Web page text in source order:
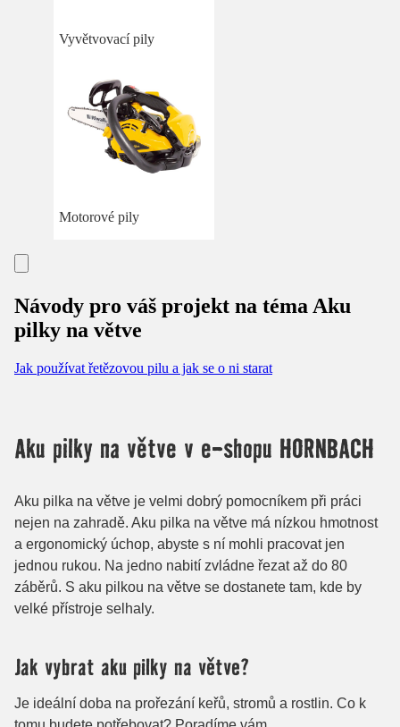
Vyvětvovací pily
Motorové pily
Návody pro váš projekt na téma Aku
pilky na větve
Jak používat řetězovou pilu a jak se o ni starat